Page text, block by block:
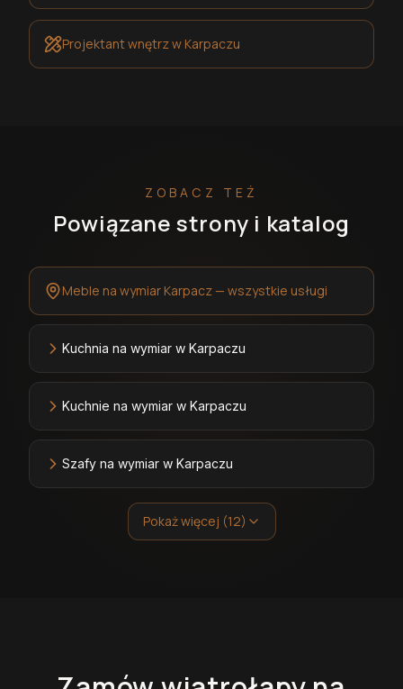
Projektant wnętrzw Karpaczu
ZOBACZ TEŻ
Powiązane strony i katalog
Meble na wymiar Karpacz — wszystkie usługi
Kuchnia na wymiar w Karpaczu
Kuchnie na wymiar w Karpaczu
Szafy na wymiar w Karpaczu
Pokaż więcej (12)